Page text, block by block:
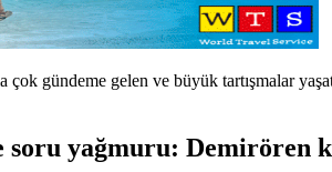
gündeme gelen ve büyük tartışmalar
soru yağmuru: Demirören